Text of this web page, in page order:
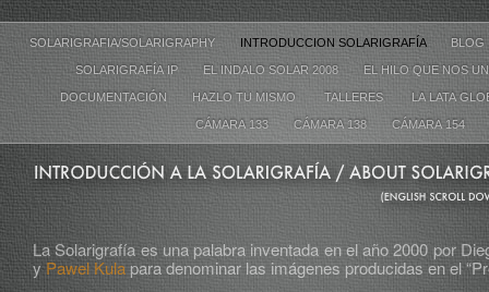
SOLARIGRAFIA/SOLARIGRAPHY INTRODUCCION SOLARIGRAFÍA
SOLARIGRAFÍA IP EL INDALO SOLAR 2008 EL HILO QUE NOS
DOCUMENTACIÓN HAZLO TU MISMO TALLERES LA LATA
CÁMARA 133 CÁMARA 138 CÁMARA 154
La Solarigrafía es una palabra inventada en el año 2000 por
yPawel Kulapara denominar las imágenes producidas en el